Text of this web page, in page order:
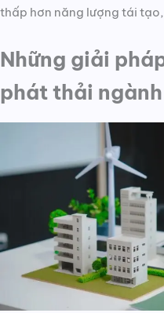
thấp hơn năng lượng tái
Những giải
phát thải